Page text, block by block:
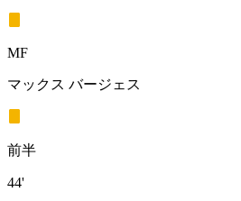
MF
マックス バージェス
前半
44'